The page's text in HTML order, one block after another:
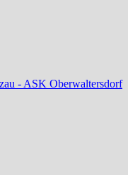
- ASK Oberwaltersdorf